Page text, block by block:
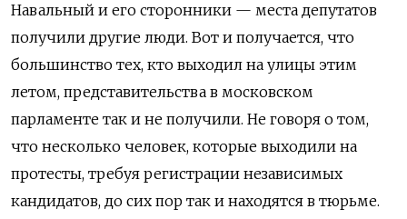
Навальный и его сторонники — места депутатов
получили другие люди. Вот и получается, что
большинство тех, кто выходил на улицы этим
летом, представительства в московском
парламенте так и не получили. Не говоря о том,
что несколько человек, которые выходили на
протесты, требуя регистрации независимых
кандидатов, до сих пор так и находятся в тюрьме.